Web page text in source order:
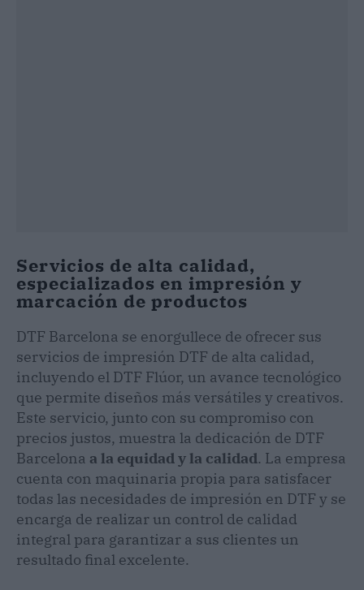
Servicios de alta calidad,
especializados en impresión y
marcación de productos
DTF Barcelona se enorgullece de ofrecer sus
servicios de impresión DTF de alta calidad,
incluyendo el DTF Flúor, un avance tecnológico
que permite diseños más versátiles y creativos.
Este servicio, junto con su compromiso con
precios justos, muestra la dedicación de DTF
Barcelona a la equidad y la calidad. La empresa
cuenta con maquinaria propia para satisfacer
todas las necesidades de impresión en DTF y se
encarga de realizar un control de calidad
integral para garantizar a sus clientes un
resultado final excelente.